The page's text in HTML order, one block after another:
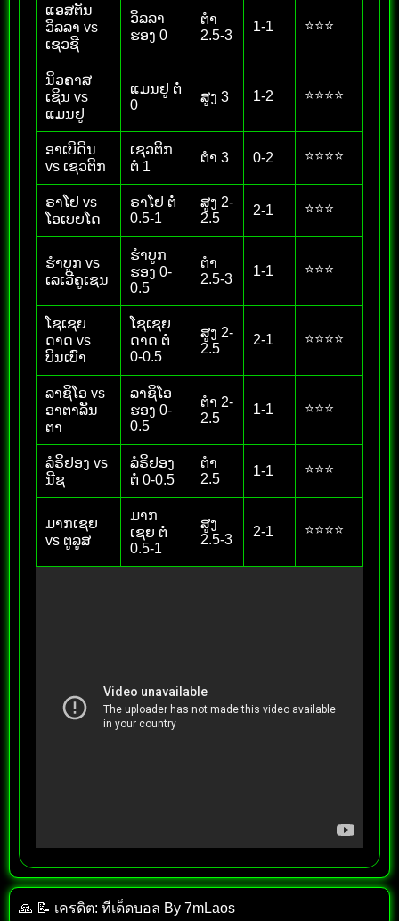
ແອສຕັນ
ວິລລາ vs
ເຊວຊີ
ວິລລາ
ຮອງ 0
ຕໍາ
2.5-3
1-1 ⭐⭐⭐
ນິວຄາສ
ເຊິນ vs
ແມນຢູ
ແມນຢູ ຕໍ່
0
ສູງ 3 1-2 ⭐⭐⭐⭐
ອາເບີດີນ
vs ເຊວຕິກ
ເຊວຕິກ
ຕໍ່ 1
ຕໍາ 3 0-2 ⭐⭐⭐⭐
ຣາໂຢ vs
ໂອເບຍໂດ
ຣາໂຢ ຕໍ່
0.5-1
ສູງ 2-
2.5
2-1 ⭐⭐⭐
ຮຳບູກ vs
ເລເວີຄູເຊນ
ຮຳບູກ
ຮອງ 0-
0.5
ຕໍາ
2.5-3
1-1 ⭐⭐⭐
ໂຊເຊຍ
ດາດ vs
ບິນເບົາ
ໂຊເຊຍ
ດາດ ຕໍ່
0-0.5
ສູງ 2-
2.5
2-1 ⭐⭐⭐⭐
ລາຊິໂອ vs
ອາຕາລັນ
ຕາ
ລາຊິໂອ
ຮອງ 0-
0.5
ຕໍາ 2-
2.5
1-1 ⭐⭐⭐
ລໍຣິຢອງ vs
ນີຊ
ລໍຣິຢອງ
ຕໍ່ 0-0.5
ຕໍາ
2.5
1-1 ⭐⭐⭐
ມາກເຊຍ
vs ຕູລູສ
ມາກ
ເຊຍ ຕໍ່
0.5-1
ສູງ
2.5-3
2-1 ⭐⭐⭐⭐
🙏 📝 เครดิต: ทีเด็ด​บอล​ By​ 7mLaos